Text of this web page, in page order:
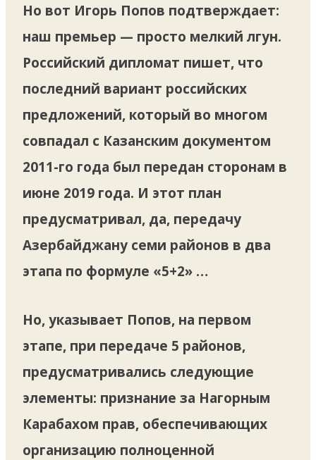
Но вот Игорь Попов подтверждает:
наш премьер — просто мелкий лгун.
Российский дипломат пишет, что
последний вариант российских
предложений, который во многом
совпадал с Казанским документом
2011-го года был передан сторонам в
июне 2019 года. И этот план
предусматривал, да, передачу
Азербайджану семи районов в два
этапа по формуле «5+2» …
Но, указывает Попов, на первом
этапе, при передаче 5 районов,
предусматривались следующие
элементы: признание за Нагорным
Карабахом прав, обеспечивающих
организацию полноценной